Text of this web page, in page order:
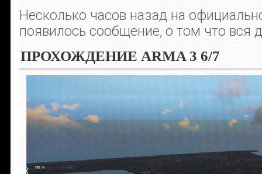
Несколько часов назад на
появилось сообщение, о том что вся
ПРОХОЖДЕНИЕ ARMA 3 6/7